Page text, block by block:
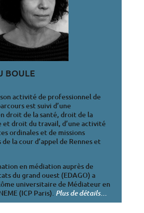
BOULE
activité de professionnel de
est suivi d’une
droit de la santé, droit de la
et droit du travail, d’une activité
ordinales et de missions
la cour d’appel de Rennes et
en médiation auprès de
du grand ouest (EDAGO) a
universitaire de Médiateur en
(ICP Paris). Plus de détails…